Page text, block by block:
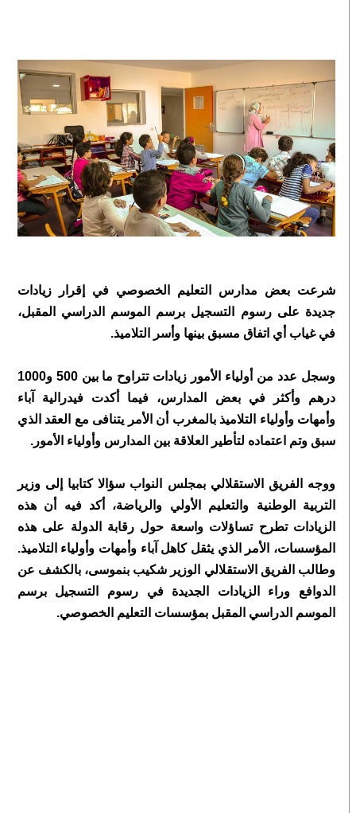
شرعت بعض مدارس التعليم الخصوصي في إقرار زيادات
جديدة على رسوم التسجيل برسم الموسم الدراسي المقبل،
في غياب أي اتفاق مسبق بينها وأسر التلاميذ.
وسجل عدد من أولياء الأمور زيادات تتراوح ما بين 500 و1000
درهم وأكثر في بعض المدارس، فيما أكدت فيدرالية آباء
وأمهات وأولياء التلاميذ بالمغرب أن الأمر يتنافى مع العقد الذي
سبق وتم اعتماده لتأطير العلاقة بين المدارس وأولياء الأمور.
ووجه الفريق الاستقلالي بمجلس النواب سؤالا كتابيا إلى وزير
التربية الوطنية والتعليم الأولي والرياضة، أكد فيه أن هذه
الزيادات تطرح تساؤلات واسعة حول رقابة الدولة على هذه
المؤسسات، الأمر الذي يثقل كاهل آباء وأمهات وأولياء التلاميذ.
وطالب الفريق الاستقلالي الوزير شكيب بنموسى، بالكشف عن
الدوافع وراء الزيادات الجديدة في رسوم التسجيل برسم
الموسم الدراسي المقبل بمؤسسات التعليم الخصوصي.